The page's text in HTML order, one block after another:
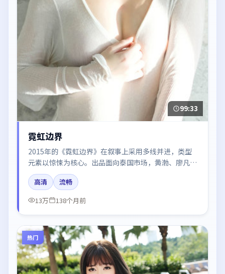
99:33
霓虹边界
2015年的《霓虹边界》在叙事上采用多线并进，类型
元素以惊悚为核心。出品面向泰国市场，黄渤、廖凡、
于和伟、咏梅、肖战所饰角色推动关键反转，结尾留白
引发讨论。
高清
流畅
13万
138个月前
热门